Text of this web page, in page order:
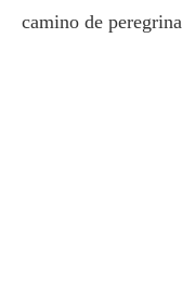
camino de